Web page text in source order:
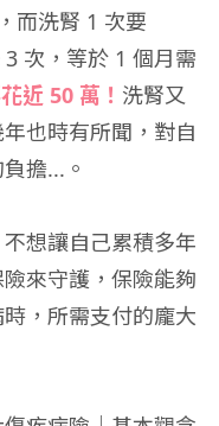
而洗腎 1 次要
次，等於 1 個月需
近 50 萬！ 洗腎又
也時有所聞，對自
擔...。
想讓自己累積多年
來守護，保險能夠
，所需支付的龐大